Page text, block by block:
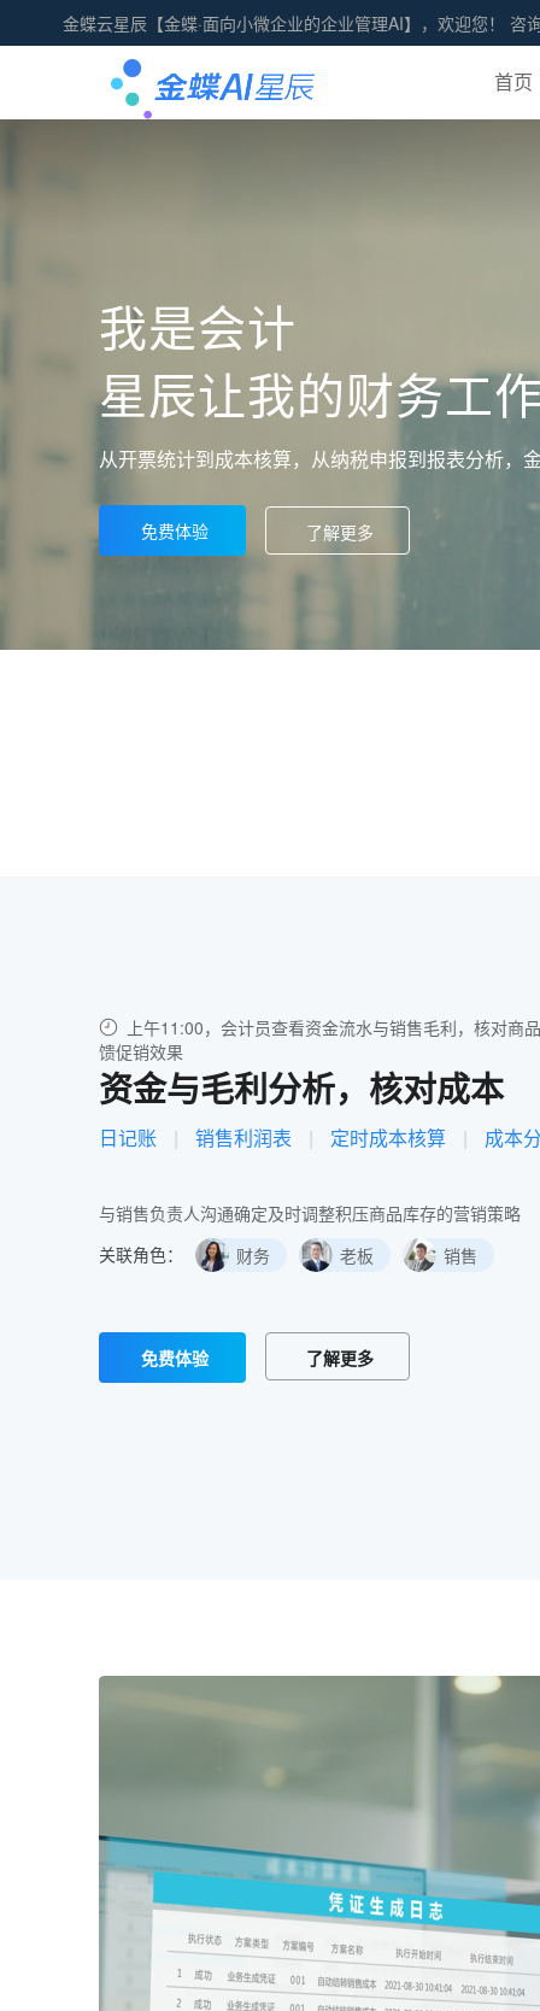
金蝶云星辰【金蝶·面向小微企业的企业管理AI】，欢迎您！ 咨
首页
我是会计
星辰让我的财务工
从开票统计到成本核算，从纳税申报到报表分析，
免费体验 了解更多
上午11:00，会计员查看资金流水与销售毛利，核对商
馈促销效果
资金与毛利分析，核对成本
日记账 | 销售利润表 | 定时成本核算 | 成本
与销售负责人沟通确定及时调整积压商品库存的营销策略
关联角色：
财务 老板 销售
免费体验 了解更多